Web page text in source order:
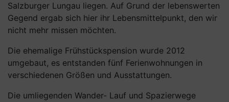
Salzburger Lungau liegen. Auf Grund der lebenswerten
Gegend ergab sich hier ihr Lebensmittelpunkt, den wir
nicht mehr missen möchten.
Die ehemalige Frühstückspension wurde 2012
umgebaut, es entstanden fünf Ferienwohnungen in
verschiedenen Größen und Ausstattungen.
Die umliegenden Wander- Lauf und Spazierwege